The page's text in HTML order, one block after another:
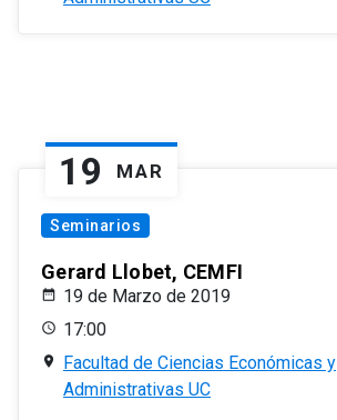
19 MAR
Seminarios
Gerard Llobet, CEMFI
19 de Marzo de 2019
17:00
Facultad de Ciencias Económicas y
Administrativas UC